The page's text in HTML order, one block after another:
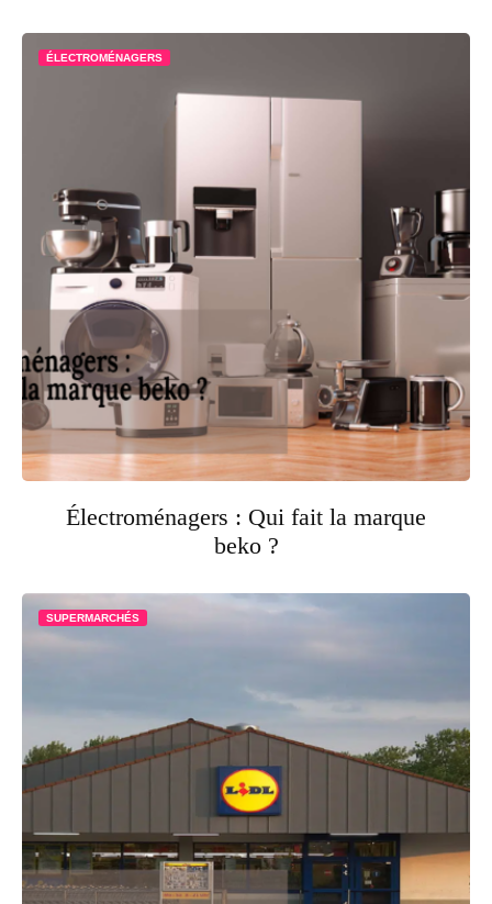
ÉLECTROMÉNAGERS
Électroménagers : Qui fait la marque
beko ?
SUPERMARCHÉS